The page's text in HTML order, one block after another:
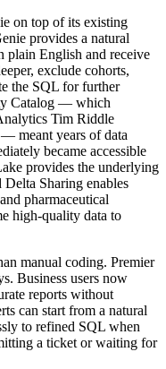
on top of its existing
provides a natural
plain English and receive
exclude cohorts,
the SQL for further
Catalog — which
Tim Riddle
meant years of data
became accessible
provides the underlying
Sharing enables
pharmaceutical
high-quality data to
manual coding. Premier
Business users now
reports without
can start from a natural
to refined SQL when
a ticket or waiting for